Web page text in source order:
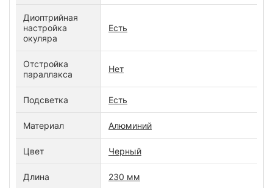
Диоптрийная
настройка
окуляра
Есть
Отстройка
параллакса
Нет
Подсветка Есть
Материал Алюминий
Цвет Черный
Длина 230 мм